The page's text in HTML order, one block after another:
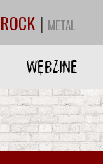
ROCK | METAL
WEBZINE